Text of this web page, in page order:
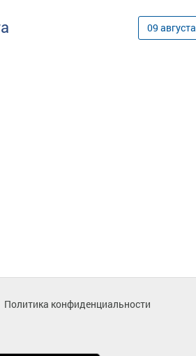
09 августа
Политика конфиденциальности